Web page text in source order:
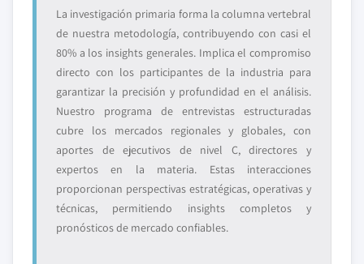
La investigación primaria forma la columna vertebral
de nuestra metodología, contribuyendo con casi el
80% a los insights generales. Implica el compromiso
directo con los participantes de la industria para
garantizar la precisión y profundidad en el análisis.
Nuestro programa de entrevistas estructuradas
cubre los mercados regionales y globales, con
aportes de ejecutivos de nivel C, directores y
expertos en la materia. Estas interacciones
proporcionan perspectivas estratégicas, operativas y
técnicas, permitiendo insights completos y
pronósticos de mercado confiables.